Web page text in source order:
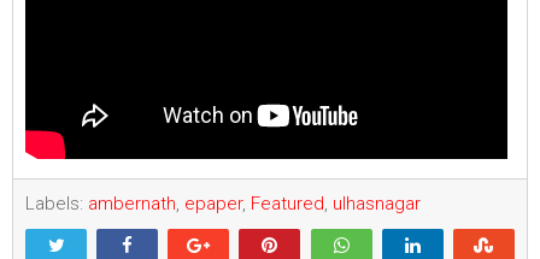
Labels: ambernath, epaper, Featured, ulhasnagar